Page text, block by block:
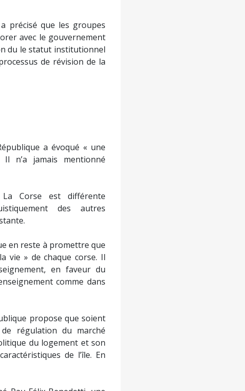
précisé que les groupes
avec le gouvernement
du le statut institutionnel
de révision de la
a évoqué « une
n’a jamais mentionné
Corse est différente
des autres
en reste à promettre que
vie » de chaque corse. Il
en faveur du
comme dans
propose que soient
régulation du marché
du logement et son
de l’île. En